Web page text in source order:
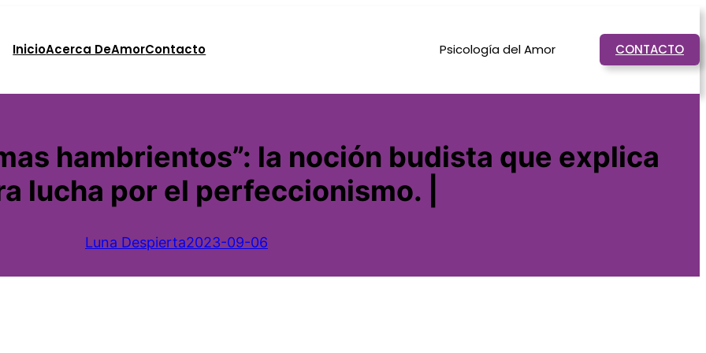
InicioAcerca DeAmorContacto Psicología del Amor CONTACTO
hambrientos”: la noción budista que explica
lucha por el perfeccionismo. |
Luna Despierta2023-09-06